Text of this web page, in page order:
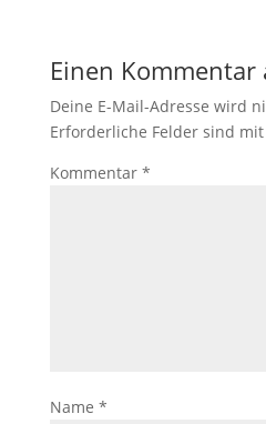
Einen Kommentar
Deine E-Mail-Adresse wird
Erforderliche Felder sind mit
Kommentar *
Name *